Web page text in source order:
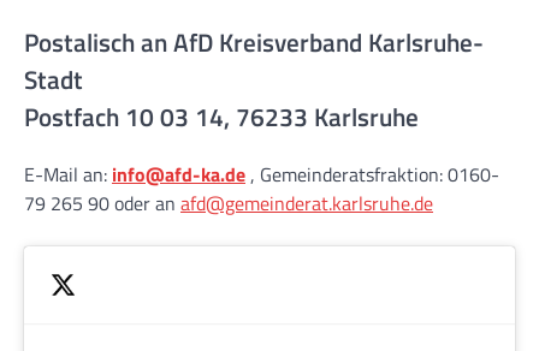
Postalisch an AfD Kreisverband Karlsruhe-
Stadt
Postfach 10 03 14, 76233 Karlsruhe
E-Mail an: info@afd-ka.de, Gemeinderatsfraktion: 0160-
79 265 90 oder an afd@gemeinderat.karlsruhe.de